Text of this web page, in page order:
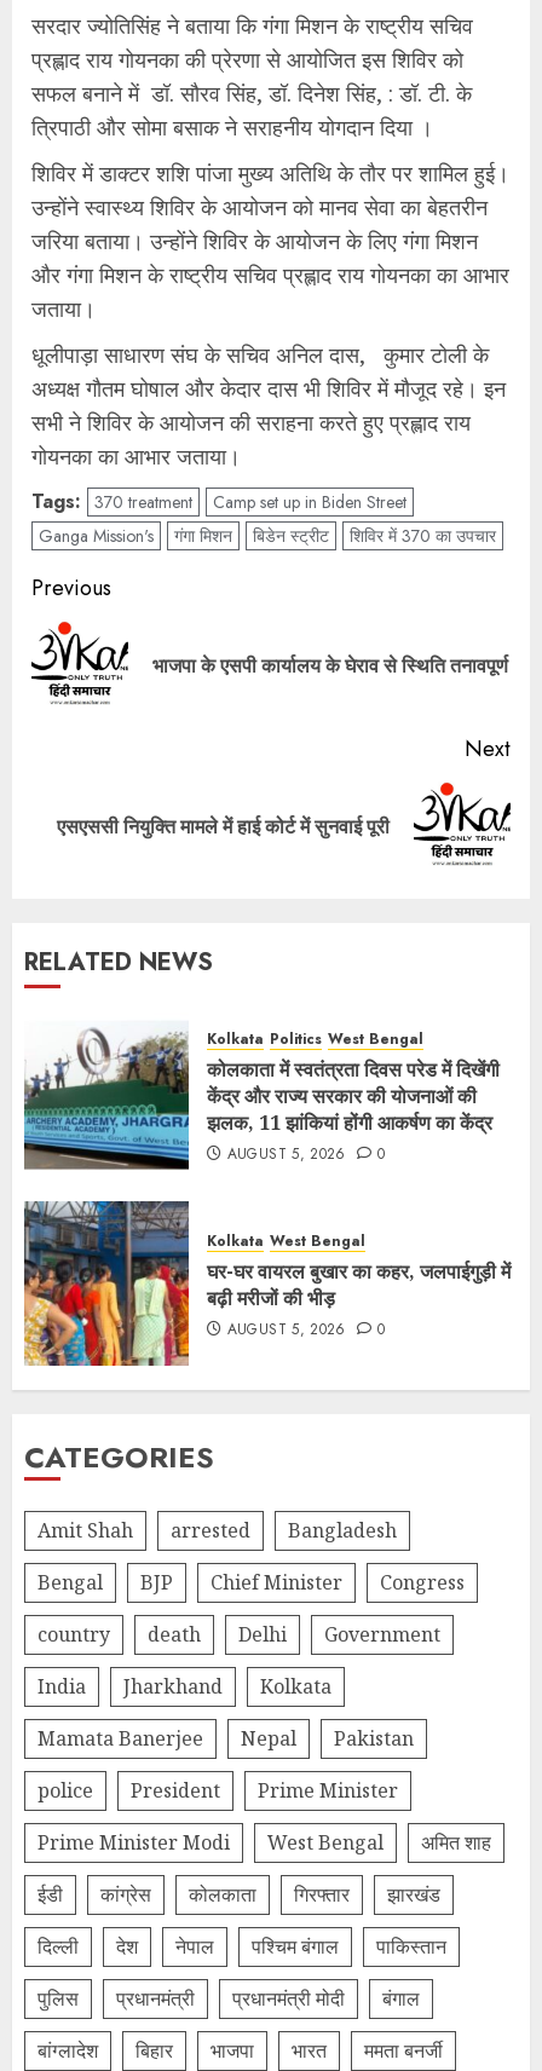
सरदार ज्‍योतिसिंह ने बताया कि गंगा मिशन के राष्‍ट्रीय सचिव
प्रह्लाद राय गोयनका की प्रेरणा से आयोजित इस शिविर को
सफल बनाने में डॉ. सौरव सिंह, डॉ. दिनेश सिंह, : डॉ. टी. के
त्रिपाठी और सोमा बसाक ने सराहनीय योगदान दिया ।
शिविर में डाक्‍टर शशि पांजा मुख्‍य अतिथि के तौर पर शामिल हुई।
उन्‍होंने स्‍वास्‍थ्‍य शिविर के आयोजन को मानव सेवा का बेहतरीन
जरिया बताया। उन्‍होंने शिविर के आयोजन के लिए गंगा मिशन
और गंगा मिशन के राष्‍ट्रीय सचिव प्रह्लाद राय गोयनका का आभार
जताया।
धूलीपाड़ा साधारण संघ के सचिव अनिल दास, कुमार टोली के
अध्‍यक्ष गौतम घोषाल और केदार दास भी शिविर में मौजूद रहे। इन
सभी ने शिविर के आयोजन की सराहना करते हुए प्रह्लाद राय
गोयनका का आभार जताया।
Tags: 370 treatment
Camp set up in Biden Street
Ganga Mission's
गंगा मिशन बिडेन स्‍ट्रीट शिविर में 370 का उपचार
Post
navigation
Previous
भाजपा के एसपी कार्यालय के घेराव से स्थिति तनावपूर्ण
Next
Next
एसएससी नियुक्ति मामले में हाई कोर्ट में सुनवाई पूरी
RELATED NEWS
Kolkata Politics West Bengal
कोलकाता में स्वतंत्रता दिवस परेड में दिखेंगी
केंद्र और राज्य सरकार की योजनाओं की
झलक, 11 झांकियां होंगी आकर्षण का केंद्र
AUGUST 5, 2026 0
Kolkata West Bengal
घर-घर वायरल बुखार का कहर, जलपाईगुड़ी में
बढ़ी मरीजों की भीड़
AUGUST 5, 2026 0
CATEGORIES
Amit Shah arrested
Bangladesh
Bengal
BJP Chief Minister
Congress
country
death Delhi
Government
India
Jharkhand
Kolkata
Mamata Banerjee
Nepal
Pakistan
police
President
Prime Minister
Prime Minister Modi
West Bengal
अमित शाह
ईडी
कांग्रेस कोलकाता गिरफ्तार
झारखंड
दिल्‍ली
देश नेपाल पश्चिम बंगाल
पाकिस्तान
पुलिस
प्रधानमंत्री प्रधानमंत्री मोदी
बंगाल
बांग्लादेश
बिहार भाजपा भारत ममता बनर्जी